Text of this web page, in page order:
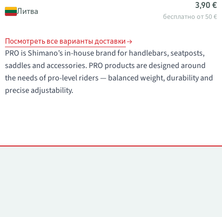
Литва
3,90 €
бесплатно от 50 €
Посмотреть все варианты доставки
PRO is Shimano’s in-house brand for handlebars, seatposts,
saddles and accessories. PRO products are designed around
the needs of pro-level riders — balanced weight, durability and
precise adjustability.